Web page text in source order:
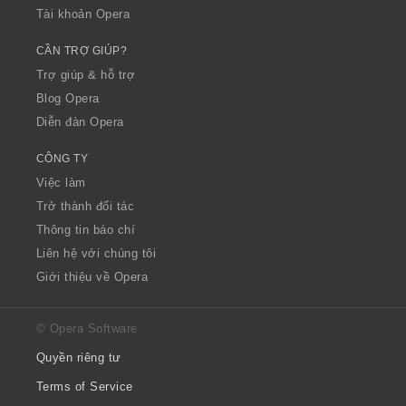
Tài khoản Opera
CẦN TRỢ GIÚP?
Trợ giúp & hỗ trợ
Blog Opera
Diễn đàn Opera
CÔNG TY
Việc làm
Trở thành đối tác
Thông tin báo chí
Liên hệ với chúng tôi
Giới thiệu về Opera
© Opera Software
Quyền riêng tư
Terms of Service